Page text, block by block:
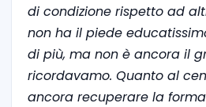
di condizione rispetto ad
non ha il piede
di più, ma non è ancora il
ricordavamo. Quanto al
ancora recuperare la